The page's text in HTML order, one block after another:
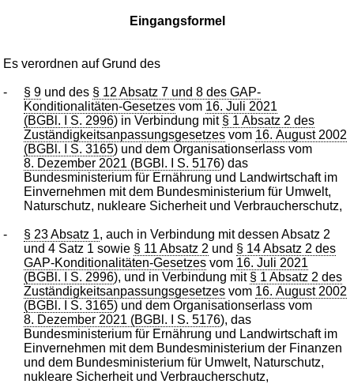
Eingangsformel
Es verordnen auf Grund des
- § 9 und des § 12 Absatz 7 und 8 des GAP-
Konditionalitäten-Gesetzes vom 16. Juli 2021
(BGBl. I S. 2996) in Verbindung mit § 1 Absatz 2 des
Zuständigkeitsanpassungsgesetzes vom 16. August 2002
(BGBl. I S. 3165) und dem Organisationserlass vom
8. Dezember 2021 (BGBl. I S. 5176) das
Bundesministerium für Ernährung und Landwirtschaft im
Einvernehmen mit dem Bundesministerium für Umwelt,
Naturschutz, nukleare Sicherheit und Verbraucherschutz,
- § 23 Absatz 1, auch in Verbindung mit dessen Absatz 2
und 4 Satz 1 sowie § 11 Absatz 2 und § 14 Absatz 2 des
GAP-Konditionalitäten-Gesetzes vom 16. Juli 2021
(BGBl. I S. 2996), und in Verbindung mit § 1 Absatz 2 des
Zuständigkeitsanpassungsgesetzes vom 16. August 2002
(BGBl. I S. 3165) und dem Organisationserlass vom
8. Dezember 2021 (BGBl. I S. 5176), das
Bundesministerium für Ernährung und Landwirtschaft im
Einvernehmen mit dem Bundesministerium der Finanzen
und dem Bundesministerium für Umwelt, Naturschutz,
nukleare Sicherheit und Verbraucherschutz,